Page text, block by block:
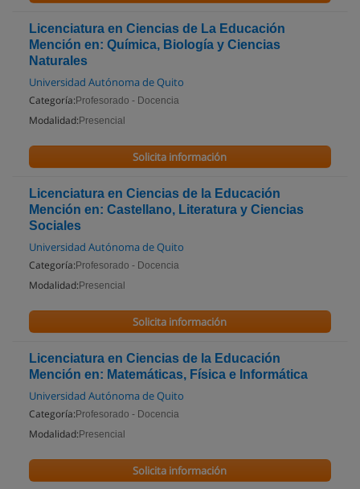
Licenciatura en Ciencias de La Educación
Mención en: Química, Biología y Ciencias
Naturales
Universidad Autónoma de Quito
Categoría: Profesorado - Docencia
Modalidad: Presencial
Solicita información
Licenciatura en Ciencias de la Educación
Mención en: Castellano, Literatura y Ciencias
Sociales
Universidad Autónoma de Quito
Categoría: Profesorado - Docencia
Modalidad: Presencial
Solicita información
Licenciatura en Ciencias de la Educación
Mención en: Matemáticas, Física e Informática
Universidad Autónoma de Quito
Categoría: Profesorado - Docencia
Modalidad: Presencial
Solicita información